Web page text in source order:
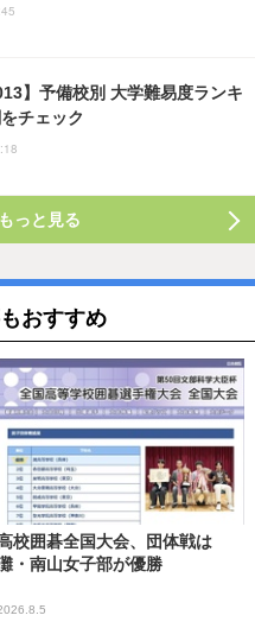
】予備校別 大学難易度ランキ
チェック
っと見る
おすすめ
校囲碁全国大会、団体戦は
・南山女子部が優勝